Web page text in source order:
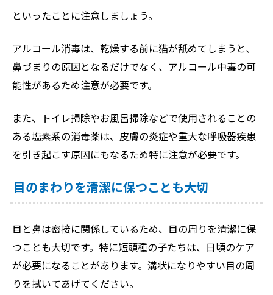
といったことに注意しましょう。
アルコール消毒は、乾燥する前に猫が舐めてしまうと、
鼻づまりの原因となるだけでなく、アルコール中毒の可
能性があるため注意が必要です。
また、トイレ掃除やお風呂掃除などで使用されることの
ある塩素系の消毒薬は、皮膚の炎症や重大な呼吸器疾患
を引き起こす原因にもなるため特に注意が必要です。
目のまわりを清潔に保つことも大切
目と鼻は密接に関係しているため、目の周りを清潔に保
つことも大切です。特に短頭種の子たちは、日頃のケア
が必要になることがあります。溝状になりやすい目の周
りを拭いてあげてください。